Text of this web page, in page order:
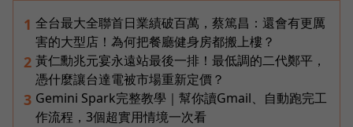
1 全台最大全聯首日業績破百萬，蔡篤昌：還會有更厲
害的大型店！為何把餐廳健身房都搬上樓？
2 黃仁勳兆元宴永遠站最後一排！最低調的二代鄭平，
憑什麼讓台達電被市場重新定價？
3 Gemini Spark完整教學｜幫你讀Gmail、自動跑完工
作流程，3個超實用情境一次看